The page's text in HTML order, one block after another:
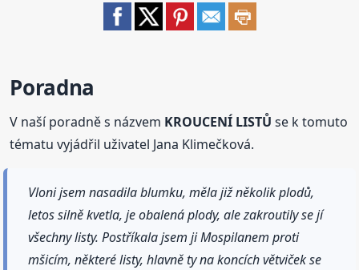
Poradna
V naší poradně s názvem KROUCENÍ LISTŮ se k tomuto
tématu vyjádřil uživatel Jana Klimečková.
Vloni jsem nasadila blumku, měla již několik plodů,
letos silně kvetla, je obalená plody, ale zakroutily se jí
všechny listy. Postříkala jsem ji Mospilanem proti
mšicím, některé listy, hlavně ty na koncích větviček se